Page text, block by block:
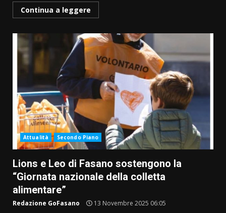
Continua a leggere
Attualità Secondo Piano
Lions e Leo di Fasano sostengono la
“Giornata nazionale della colletta
alimentare”
Redazione GoFasano 13 Novembre 2025 06:05